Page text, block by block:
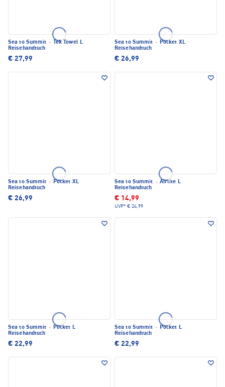
Sea to Summit ·
Tek Towel L
Reisehandtuch
€ 27,99
Sea to Summit · Pocket XL
Reisehandtuch
€ 26,99
Sea to Summit · Pocket XL
Reisehandtuch
€ 26,99
Sea to Summit · Airlite L
Reisehandtuch
€ 14,99
UVP* € 24,99
Sea to Summit · Pocket L
Reisehandtuch
€ 22,99
Sea to Summit · Pocket L
Reisehandtuch
€ 22,99